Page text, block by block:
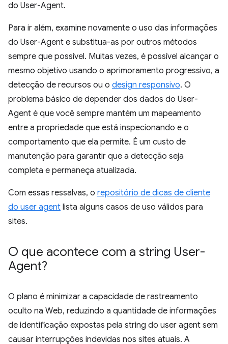
do User-Agent.
Para ir além, examine novamente o uso das informações
do User-Agent e substitua-as por outros métodos
sempre que possível. Muitas vezes, é possível alcançar o
mesmo objetivo usando o aprimoramento progressivo, a
detecção de recursos ou o design responsivo. O
problema básico de depender dos dados do User-
Agent é que você sempre mantém um mapeamento
entre a propriedade que está inspecionando e o
comportamento que ela permite. É um custo de
manutenção para garantir que a detecção seja
completa e permaneça atualizada.
Com essas ressalvas, o repositório de dicas de cliente
do user agent lista alguns casos de uso válidos para
sites.
O que acontece com a string User-
Agent?
O plano é minimizar a capacidade de rastreamento
oculto na Web, reduzindo a quantidade de informações
de identificação expostas pela string do user agent sem
causar interrupções indevidas nos sites atuais. A